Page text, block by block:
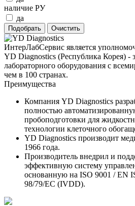
наличие РУ
да
ИнтерЛабСервис является
YD Diagnostics (Республика Корея) -
лабораторного оборудования с
чем в 100 странах.
Преимущества
Компания YD Diagnostics
полностью
пробоподготовки для
технологии клеточного
YD Diagnostics производит
1966 года.
Производитель внедрил и
эффективную систему
основанную на ISO 9001 / EN
98/79/EC (IVDD).